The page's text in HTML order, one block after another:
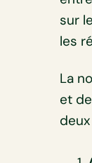
sur
les
La
et de